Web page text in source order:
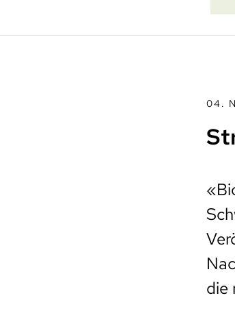
04.
die